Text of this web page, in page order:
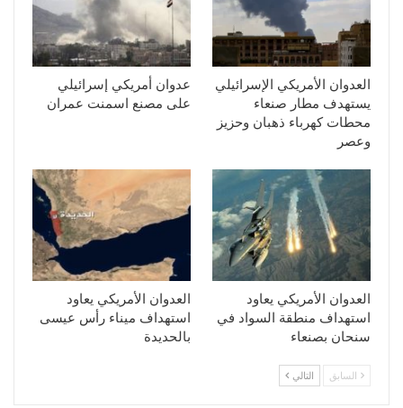
العدوان الأمريكي الإسرائيلي
يستهدف مطار صنعاء
محطات كهرباء ذهبان وحزيز
وعصر
عدوان أمريكي إسرائيلي
على مصنع اسمنت عمران
العدوان الأمريكي يعاود
استهداف منطقة السواد في
سنحان بصنعاء
العدوان الأمريكي يعاود
استهداف ميناء رأس عيسى
بالحديدة
السابق التالي